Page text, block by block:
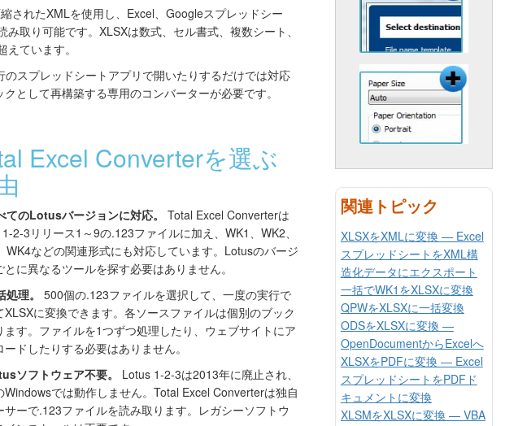
されたXMLを使用し、Excel、Googleスプレッドシー
取り可能です。XLSXは数式、セル書式、複数シート、
ています。
スプレッドシートアプリで開いたりするだけでは対応
として再構築する専用のコンバーターが必要です。
Excel Converterを選ぶ
てのLotusバージョンに対応。
Total Excel Converterは
2-3リリース1～9の.123ファイルに加え、WK1、WK2、
WK4などの関連形式にも対応しています。Lotusのバージ
とに異なるツールを探す必要はありません。
処理。
500個の.123ファイルを選択して、一度の実行で
XLSXに変換できます。各ソースファイルは個別のブック
ます。ファイルを1つずつ処理したり、ウェブサイトにア
ードしたりする必要はありません。
ソフトウェア不要。
Lotus 1-2-3は2013年に廃止され、
Windowsでは動作しません。Total Excel Converterは独自
サーで.123ファイルを読み取ります。レガシーソフトウ
関連トピック
XLSXをXMLに変換 — Excel
スプレッドシートをXML構
造化データにエクスポート
一括でWK1をXLSXに変換
QPWをXLSXに一括変換
ODSをXLSXに変換 —
OpenDocumentからExcelへ
XLSXをPDFに変換 — Excel
スプレッドシートをPDFド
キュメントに変換
XLSMをXLSXに変換 — VBA